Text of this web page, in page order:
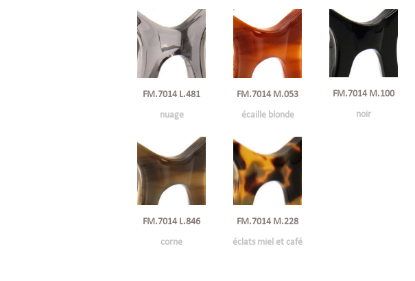
FM.7014 L.481
nuage
FM.7014 M.053
écaille blonde
FM.7014 M.100
noir
FM.7014 L.846
corne
FM.7014 M.228
éclats miel et café